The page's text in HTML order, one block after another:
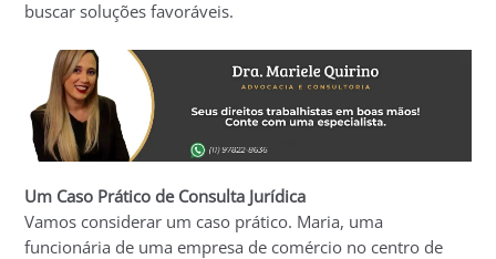
buscar soluções favoráveis.
Um Caso Prático de Consulta Jurídica
Vamos considerar um caso prático. Maria, uma
funcionária de uma empresa de comércio no centro de